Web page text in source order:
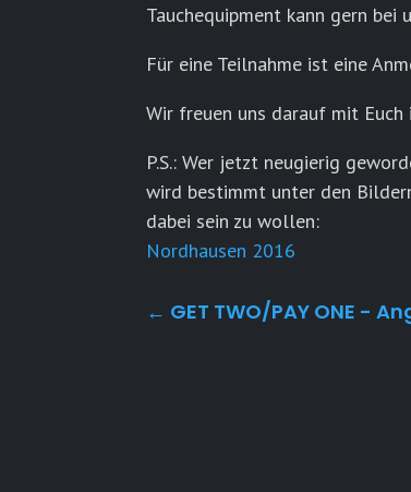
Tauchequipment kann gern bei
Für eine Teilnahme ist eine
Wir freuen uns darauf mit Euch
P.S.: Wer jetzt neugierig
wird bestimmt unter den
dabei sein zu wollen:
Nordhausen 2016
← GET TWO/PAY ONE -